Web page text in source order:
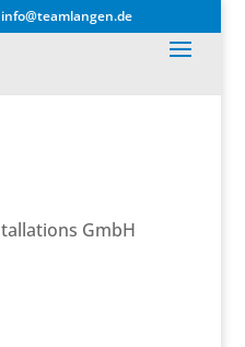
info@teamlangen.de
GmbH